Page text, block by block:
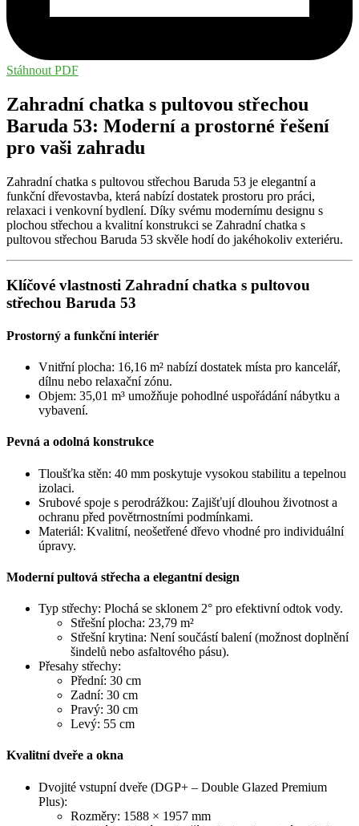
Stáhnout PDF
Zahradní chatka s pultovou střechou
Baruda 53: Moderní a prostorné řešení
pro vaši zahradu
Zahradní chatka s pultovou střechou Baruda 53 je elegantní a
funkční dřevostavba, která nabízí dostatek prostoru pro práci,
relaxaci i venkovní bydlení. Díky svému modernímu designu s
plochou střechou a kvalitní konstrukci se Zahradní chatka s
pultovou střechou Baruda 53 skvěle hodí do jakéhokoliv exteriéru.
Klíčové vlastnosti Zahradní chatka s pultovou
střechou Baruda 53
Prostorný a funkční interiér
Vnitřní plocha: 16,16 m² nabízí dostatek místa pro kancelář,
dílnu nebo relaxační zónu.
Objem: 35,01 m³ umožňuje pohodlné uspořádání nábytku a
vybavení.
Pevná a odolná konstrukce
Tloušťka stěn: 40 mm poskytuje vysokou stabilitu a tepelnou
izolaci.
Srubové spoje s perodrážkou: Zajišťují dlouhou životnost a
ochranu před povětrnostními podmínkami.
Materiál: Kvalitní, neošetřené dřevo vhodné pro individuální
úpravy.
Moderní pultová střecha a elegantní design
Typ střechy: Plochá se sklonem 2° pro efektivní odtok vody.
Střešní plocha: 23,79 m²
Střešní krytina: Není součástí balení (možnost doplnění
šindelů nebo asfaltového pásu).
Přesahy střechy:
Přední: 30 cm
Zadní: 30 cm
Pravý: 30 cm
Levý: 55 cm
Kvalitní dveře a okna
Dvojité vstupní dveře (DGP+ – Double Glazed Premium
Plus):
Rozměry: 1588 × 1957 mm